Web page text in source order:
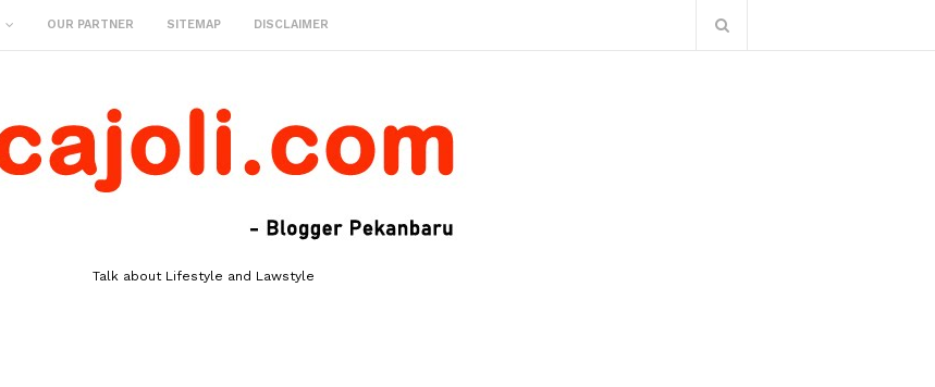
OUR PARTNER SITEMAP DISCLAIMER
Talk about Lifestyle and Lawstyle